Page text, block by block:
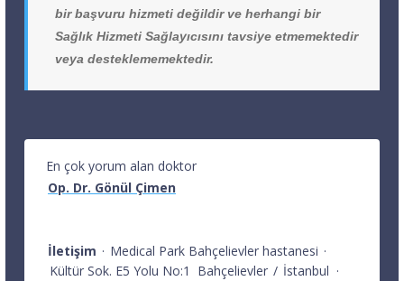
bir başvuru hizmeti değildir ve herhangi bir
Sağlık Hizmeti Sağlayıcısını tavsiye etmemektedir
veya desteklememektedir.
En çok yorum alan doktor
Op. Dr. Gönül Çimen
İletişim · Medical Park Bahçelievler hastanesi ·
Kültür Sok. E5 Yolu No:1
Bahçelievler / İstanbul ·